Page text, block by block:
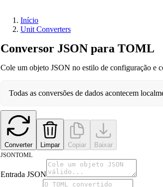
Início
Unit Converters
Conversor JSON para TOML
Cole um objeto JSON no estilo de configuração e
Todas as conversões de dados acontecem
Converter Limpar Copiar Baixar
JSONTOML
Entrada JSON